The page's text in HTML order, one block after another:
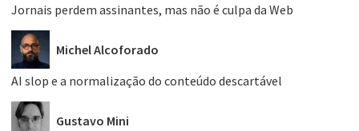
Jornais perdem assinantes, mas não é culpa da Web
Michel Alcoforado
AI slop e a normalização do conteúdo descartável
Gustavo Mini